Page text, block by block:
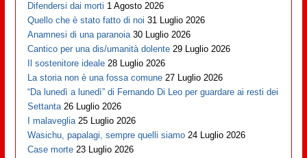
Difendersi dai morti 1 Agosto 2026
Quello che è stato fatto di noi 31 Luglio 2026
Anamnesi di una paranoia 30 Luglio 2026
Cantico per una dis/umanità dolente 29 Luglio 2026
Il sostenitore ideale 28 Luglio 2026
La storia non è una fossa comune 27 Luglio 2026
“Da lunedì a lunedì” di Fernando Di Leo per guardare ai resti dei
Settanta 26 Luglio 2026
I malaveglia 25 Luglio 2026
Wasichu, papalagi, sempre quelli siamo 24 Luglio 2026
Case morte 23 Luglio 2026